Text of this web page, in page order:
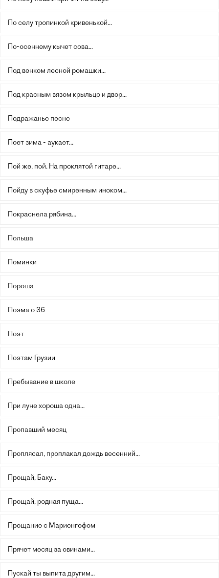
По селу тропинкой кривенькой...
По-осеннему кычет сова...
Под венком лесной ромашки...
Под красным вязом крыльцо и двор...
Подражанье песне
Поет зима - аукает...
Пой же, пой. На проклятой гитаре...
Пойду в скуфье смиренным иноком...
Покраснела рябина...
Польша
Поминки
Пороша
Поэма о 36
Поэт
Поэтам Грузии
Пребывание в школе
При луне хороша одна...
Пропавший месяц
Проплясал, проплакал дождь весенний...
Прощай, Баку...
Прощай, родная пуща...
Прощание с Мариенгофом
Прячет месяц за овинами...
Пускай ты выпита другим...